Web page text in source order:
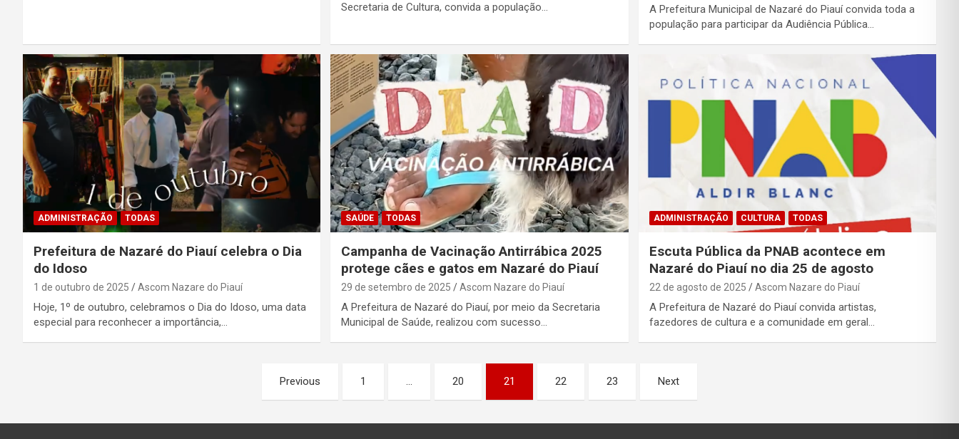
Secretaria de Cultura, convida a população…
A Prefeitura Municipal de Nazaré do Piauí convida toda a
população para participar da Audiência Pública…
ADMINISTRAÇÃO TODAS
Prefeitura de Nazaré do Piauí celebra o Dia
do Idoso
1 de outubro de 2025 Ascom Nazare do Piauí
Hoje, 1º de outubro, celebramos o Dia do Idoso, uma data
especial para reconhecer a importância,…
SAÚDE TODAS
Campanha de Vacinação Antirrábica 2025
protege cães e gatos em Nazaré do Piauí
29 de setembro de 2025 Ascom Nazare do Piauí
A Prefeitura de Nazaré do Piauí, por meio da Secretaria
Municipal de Saúde, realizou com sucesso…
ADMINISTRAÇÃO CULTURA TODAS
Escuta Pública da PNAB acontece em
Nazaré do Piauí no dia 25 de agosto
22 de agosto de 2025 Ascom Nazare do Piauí
A Prefeitura de Nazaré do Piauí convida artistas,
fazedores de cultura e a comunidade em geral…
Previous 1 … 20 21 22 23 Next